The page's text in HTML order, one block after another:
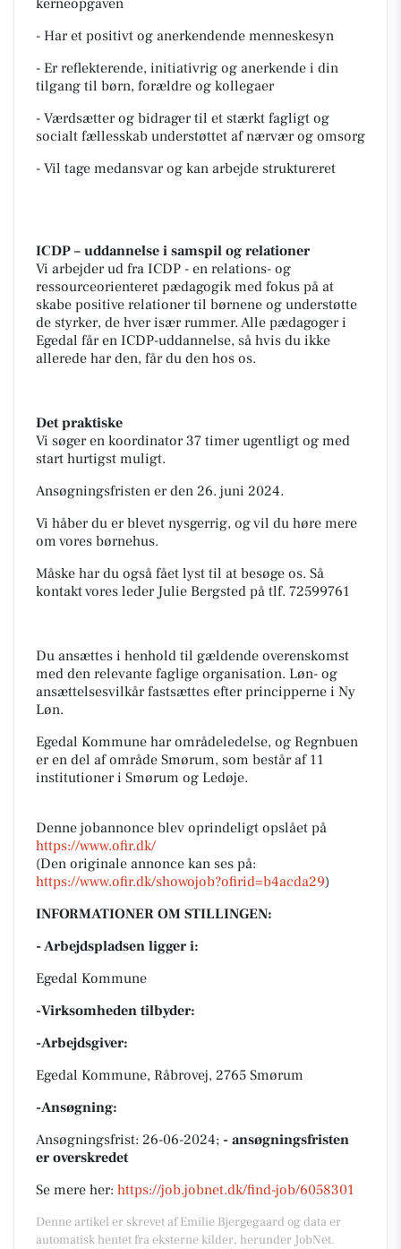
- Har et positivt og anerkendende menneskesyn
- Er reflekterende, initiativrig og anerkende i din
tilgang til børn, forældre og kollegaer
- Værdsætter og bidrager til et stærkt fagligt og
socialt fællesskab understøttet af nærvær og omsorg
- Vil tage medansvar og kan arbejde struktureret
ICDP – uddannelse i samspil og relationer
Vi arbejder ud fra ICDP - en relations- og
ressourceorienteret pædagogik med fokus på at
skabe positive relationer til børnene og understøtte
de styrker, de hver især rummer. Alle pædagoger i
Egedal får en ICDP-uddannelse, så hvis du ikke
allerede har den, får du den hos os.
Det praktiske
Vi søger en koordinator 37 timer ugentligt og med
start hurtigst muligt.
Ansøgningsfristen er den 26. juni 2024.
Vi håber du er blevet nysgerrig, og vil du høre mere
om vores børnehus.
Måske har du også fået lyst til at besøge os. Så
kontakt vores leder Julie Bergsted på tlf. 72599761
Du ansættes i henhold til gældende overenskomst
med den relevante faglige organisation. Løn- og
ansættelsesvilkår fastsættes efter principperne i Ny
Løn.
Egedal Kommune har områdeledelse, og Regnbuen
er en del af område Smørum, som består af 11
institutioner i Smørum og Ledøje.
Denne jobannonce blev oprindeligt opslået på
https://www.ofir.dk/
(Den originale annonce kan ses på:
https://www.ofir.dk/showojob?ofirid=b4acda29)
INFORMATIONER OM STILLINGEN:
- Arbejdspladsen ligger i:
Egedal Kommune
-Virksomheden tilbyder:
-Arbejdsgiver:
Egedal Kommune, Råbrovej, 2765 Smørum
-Ansøgning:
Ansøgningsfrist: 26-06-2024; - ansøgningsfristen
er overskredet
Se mere her: https://job.jobnet.dk/find-job/6058301
Denne artikel er skrevet af Emilie Bjergegaard og data er
automatisk hentet fra eksterne kilder, herunder JobNet.